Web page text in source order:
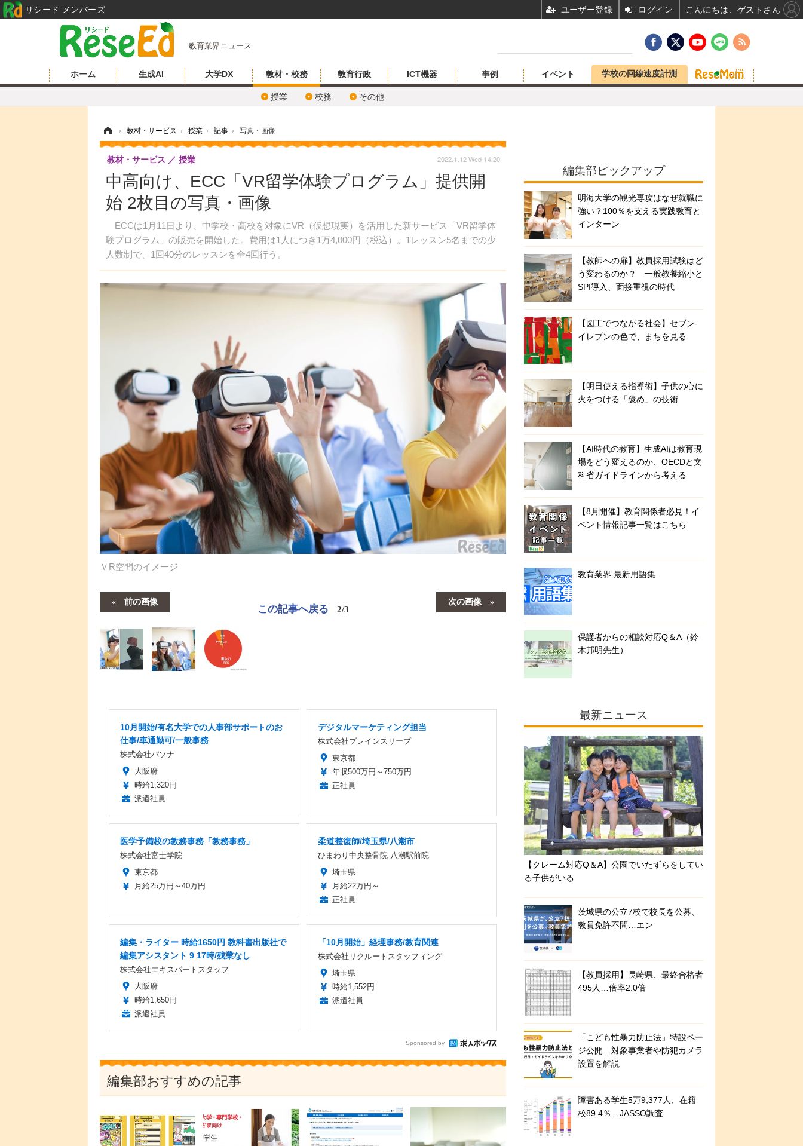
教育業界ニュース
ホーム 生成AI 大学DX 教材・校務
授業 校務 その他
教育行政 ICT機器 事例 イベント 学校の回線速度計測
› 教材・サービス › 授業 › 記事 › 写真・画像
中高向け、ECC「VR留学体験プログラム」提供開
始 2枚目の写真・画像
ECCは1月11日より、中学校・高校を対象にVR（仮想現実）を活用した新サービス「VR留学体
験プログラム」の販売を開始した。費用は1人につき1万4,000円（税込）。1レッスン5名までの少
人数制で、1回40分のレッスンを全4回行う。
教材・サービス 授業 2022.1.12 Wed 14:20
ＶR空間のイメージ
前の画像 次の画像
この記事へ戻る 2/3
10月開始/有名大学での人事部サポートのお
仕事/車通勤可/一般事務
株式会社パソナ
大阪府
時給1,320円
派遣社員
デジタルマーケティング担当
株式会社ブレインスリープ
東京都
年収500万円～750万円
正社員
医学予備校の教務事務「教務事務」
株式会社富士学院
東京都
月給25万円～40万円
柔道整復師/埼玉県/八潮市
ひまわり中央整骨院 八潮駅前院
埼玉県
月給22万円～
正社員
編集・ライター 時給1650円 教科書出版社で
編集アシスタント 9 17時/残業なし
株式会社エキスパートスタッフ
大阪府
時給1,650円
派遣社員
「10月開始」経理事務/教育関連
株式会社リクルートスタッフィング
埼玉県
時給1,552円
派遣社員
Sponsored by
編集部おすすめの記事
編集部ピックアップ
明海大学の観光専攻はなぜ就職に
強い？100％を支える実践教育と
インターン
【教師への扉】教員採用試験はど
う変わるのか？ 一般教養縮小と
SPI導入、面接重視の時代
【図工でつながる社会】セブン‐
イレブンの色で、まちを見る
【明日使える指導術】子供の心に
火をつける「褒め」の技術
【AI時代の教育】生成AIは教育現
場をどう変えるのか、OECDと文
科省ガイドラインから考える
【8月開催】教育関係者必見！イ
ベント情報記事一覧はこちら
教育業界 最新用語集
保護者からの相談対応Q＆A（鈴
木邦明先生）
最新ニュース
【クレーム対応Q＆A】公園でいたずらをしてい
る子供がいる
茨城県の公立7校で校長を公募、
教員免許不問…エン
【教員採用】長崎県、最終合格者
495人…倍率2.0倍
「こども性暴力防止法」特設ペー
ジ公開…対象事業者や防犯カメラ
設置を解説
障害ある学生5万9,377人、在籍
校89.4％…JASSO調査
リシード メンバーズ ユーザー登録 ログイン こんにちは、ゲストさん